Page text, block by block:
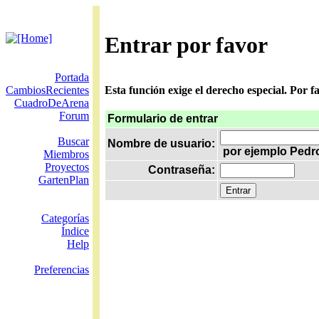
Entrar por favor
Portada
CambiosRecientes
CuadroDeArena
Forum
Buscar
Miembros
Proyectos
GartenPlan
Categorías
Índice
Help
Preferencias
Esta función exige el derecho especial. Por
Formulario de entrar
Nombre de usuario:
por ejemplo
Contraseña: